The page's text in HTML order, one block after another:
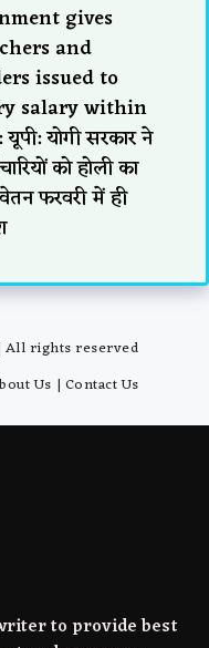
gives
and
issued to
salary within
योगी सरकार ने
को होली का
फरवरी में ही
All rights reserved
Us | Contact Us
to provide best